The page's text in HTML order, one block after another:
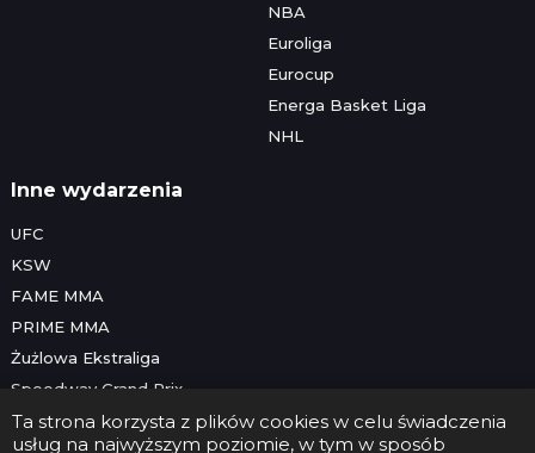
Ta strona korzysta z plików cookies w celu świadczenia
usług na najwyższym poziomie, w tym w sposób
NBA
Euroliga
Eurocup
Energa Basket Liga
NHL
Inne wydarzenia
UFC
KSW
FAME MMA
PRIME MMA
Żużlowa Ekstraliga
Speedway Grand Prix
Skoki narciarskie